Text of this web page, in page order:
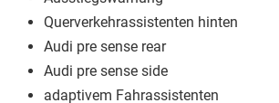
Querverkehrassistenten hinten
Audi pre sense rear
Audi pre sense side
adaptivem Fahrassistenten